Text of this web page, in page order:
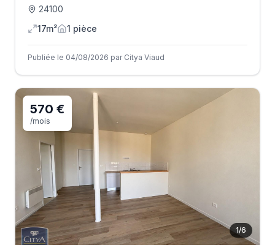
24100
17m²
1 pièce
Publiée le 04/08/2026 par Citya Viaud
1/6
570 €
/mois